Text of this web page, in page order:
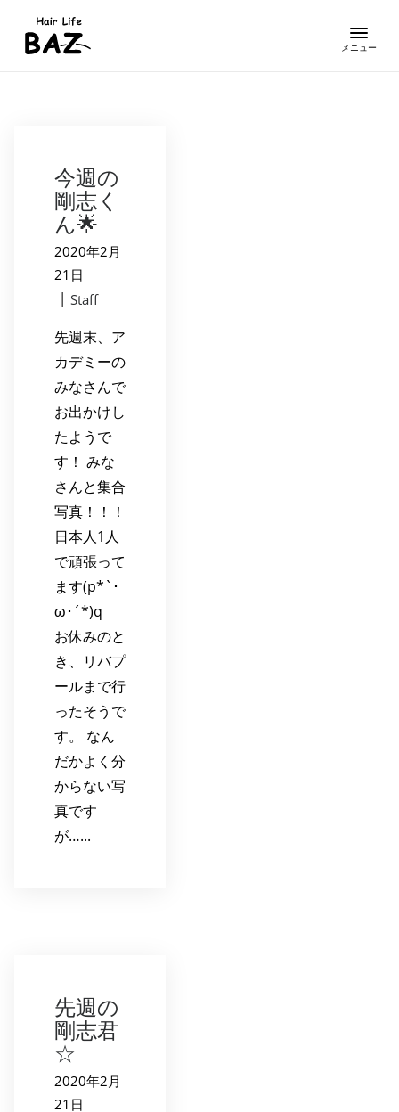
今週の
剛志く
ん🌟
2020年2月
21日
| Staff
先週末、ア
カデミーの
みなさんで
お出かけし
たようで
す！ みな
さんと集合
写真！！！
日本人1人
で頑張って
ます(p*`･
ω･´*)q
お休みのと
き、リバプ
ールまで行
ったそうで
す。 なん
だかよく分
からない写
真です
が…...
先週の
剛志君
☆
2020年2月
21日